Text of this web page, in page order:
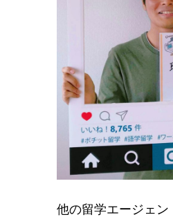
他の留学エージェン